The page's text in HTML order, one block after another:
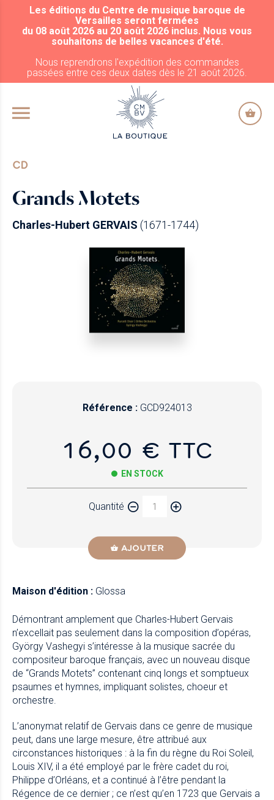
ALLER AU CONTENU PRINCIPAL
Les éditions du Centre de musique baroque de
Versailles seront fermées
du 08 août 2026 au 20 août 2026 inclus. Nous vous
souhaitons de belles vacances d'été.
Nous reprendrons l'expédition des commandes
passées entre ces deux dates dès le 21 août 2026.
CD
Grands Motets
Charles-Hubert GERVAIS (1671-1744)
Référence : GCD924013
16,00 € TTC
EN STOCK
Quantité
AJOUTER
Maison d'édition : Glossa
Démontrant amplement que Charles-Hubert Gervais
n’excellait pas seulement dans la composition d’opéras,
György Vashegyi s’intéresse à la musique sacrée du
compositeur baroque français, avec un nouveau disque
de “Grands Motets” contenant cinq longs et somptueux
psaumes et hymnes, impliquant solistes, choeur et
orchestre.
L’anonymat relatif de Gervais dans ce genre de musique
peut, dans une large mesure, être attribué aux
circonstances historiques : à la fin du règne du Roi Soleil,
Louis XIV, il a été employé par le frère cadet du roi,
Philippe d’Orléans, et a continué à l’être pendant la
Régence de ce dernier ; ce n’est qu’en 1723 que Gervais a